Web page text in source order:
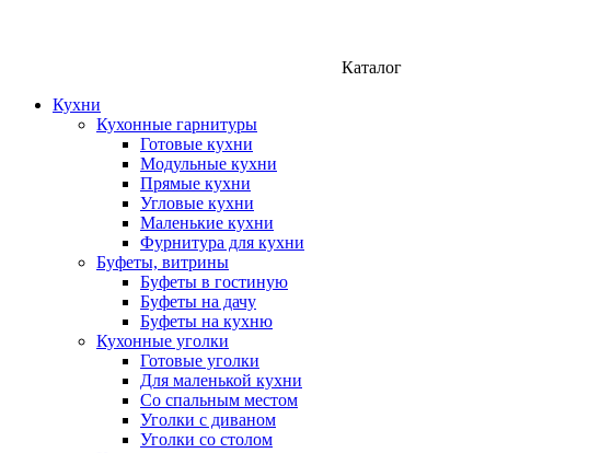
Каталог
Кухни
Кухонные гарнитуры
Готовые кухни
Модульные кухни
Прямые кухни
Угловые кухни
Маленькие кухни
Фурнитура для кухни
Буфеты, витрины
Буфеты в гостиную
Буфеты на дачу
Буфеты на кухню
Кухонные уголки
Готовые уголки
Для маленькой кухни
Со спальным местом
Уголки с диваном
Уголки со столом